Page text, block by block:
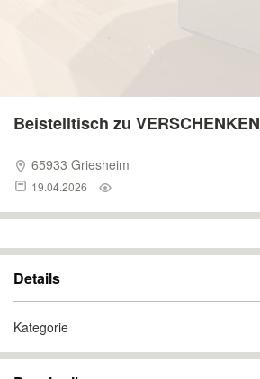
Beistelltisch zu VERSCHENKEN
65933 Griesheim
19.04.2026
Details
Kategorie